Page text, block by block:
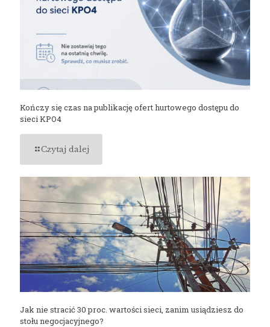
Kończy się czas na publikację ofert hurtowego dostępu do
sieci KPO4
Czytaj dalej
Jak nie stracić 30 proc. wartości sieci, zanim usiądziesz do
stołu negocjacyjnego?